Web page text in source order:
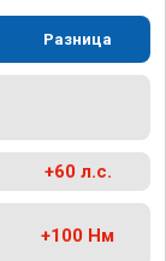
Разница
+60 л.с.
+100 Нм